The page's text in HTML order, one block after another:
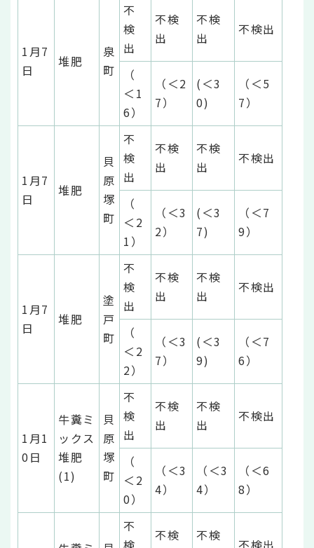
1月7
日
堆肥
泉
町
不
検
出
不検
出
不検
出
不検出
（
＜1
6）
（＜2
7）
(＜3
0)
（＜5
7）
1月7
日
堆肥
貝
原
塚
町
不
検
出
不検
出
不検
出
不検出
（
＜2
1）
（＜3
2）
(＜3
7)
（＜7
9）
1月7
日
堆肥
塗
戸
町
不
検
出
不検
出
不検
出
不検出
（
＜2
2）
（＜3
7）
(＜3
9)
（＜7
6）
1月1
0日
牛糞ミ
ックス
堆肥
(1)
貝
原
塚
町
不
検
出
不検
出
不検
出
不検出
（
＜2
0）
（＜3
4）
（＜3
4）
（＜6
8）
不
検
不検
不検
不検出